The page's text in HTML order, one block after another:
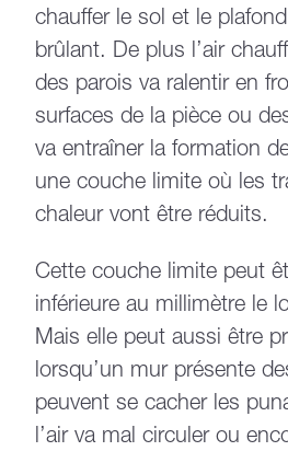
chauffer le sol et le
brûlant. De plus l’air
des parois va ralentir en
surfaces de la pièce ou
va entraîner la formation
une couche limite où les
chaleur vont être réduits.
Cette couche limite peut
inférieure au millimètre le
Mais elle peut aussi être
lorsqu’un mur présente
peuvent se cacher les
l’air va mal circuler ou